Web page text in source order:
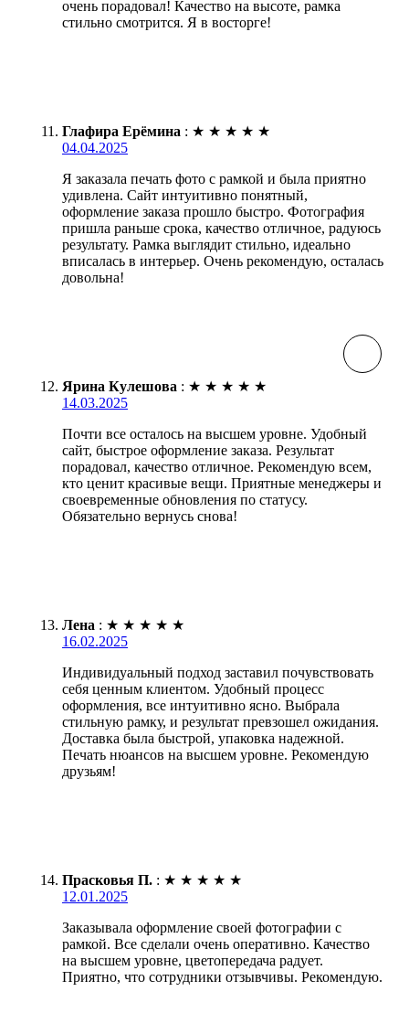
очень порадовал! Качество на высоте, рамка
стильно смотрится. Я в восторге!
Глафира Ерёмина : ★ ★ ★ ★ ★
04.04.2025
Я заказала печать фото с рамкой и была приятно
удивлена. Сайт интуитивно понятный,
оформление заказа прошло быстро. Фотография
пришла раньше срока, качество отличное, радуюсь
результату. Рамка выглядит стильно, идеально
вписалась в интерьер. Очень рекомендую, осталась
довольна!
Ярина Кулешова : ★ ★ ★ ★ ★
14.03.2025
Почти все осталось на высшем уровне. Удобный
сайт, быстрое оформление заказа. Результат
порадовал, качество отличное. Рекомендую всем,
кто ценит красивые вещи. Приятные менеджеры и
своевременные обновления по статусу.
Обязательно вернусь снова!
Лена : ★ ★ ★ ★ ★
16.02.2025
Индивидуальный подход заставил почувствовать
себя ценным клиентом. Удобный процесс
оформления, все интуитивно ясно. Выбрала
стильную рамку, и результат превзошел ожидания.
Доставка была быстрой, упаковка надежной.
Печать нюансов на высшем уровне. Рекомендую
друзьям!
Прасковья П. : ★ ★ ★ ★ ★
12.01.2025
Заказывала оформление своей фотографии с
рамкой. Все сделали очень оперативно. Качество
на высшем уровне, цветопередача радует.
Приятно, что сотрудники отзывчивы. Рекомендую.